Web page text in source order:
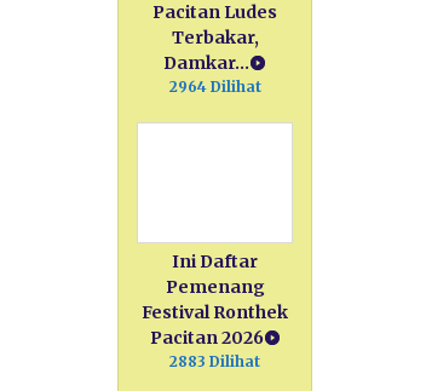
Pacitan Ludes
Terbakar,
Damkar…
2964 Dilihat
Ini Daftar
Pemenang
Festival Ronthek
Pacitan 2026
2883 Dilihat